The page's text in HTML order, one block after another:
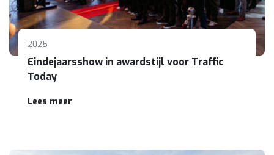
2025
Eindejaarsshow in awardstijl voor Traffic
Today
Lees meer